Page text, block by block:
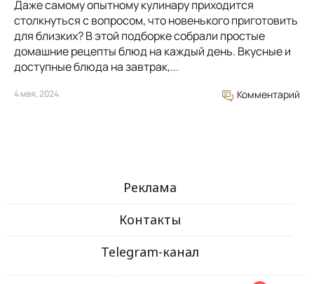
Даже самому опытному кулинару приходится
столкнуться с вопросом, что новенького приготовить
для близких? В этой подборке собрали простые
домашние рецепты блюд на каждый день. Вкусные и
доступные блюда на завтрак,...
4 мая, 2024 Комментарий
Реклама
Контакты
Telegram-канал